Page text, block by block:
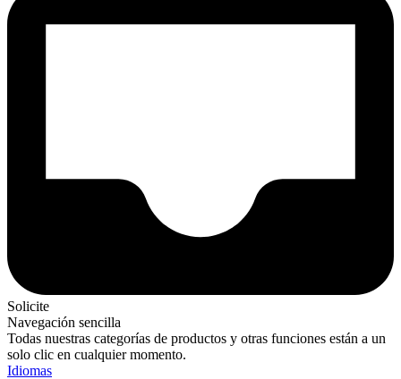
Solicite
Navegación sencilla
Todas nuestras categorías de productos y otras funciones están a un
solo clic en cualquier momento.
Idiomas